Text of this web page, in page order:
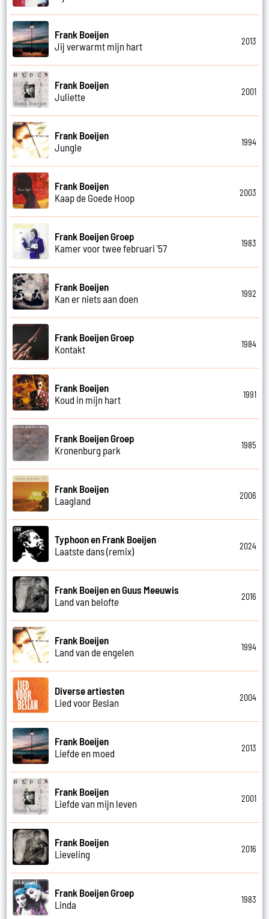
Frank Boeijen
Jij verwarmt mijn hart
2013
Frank Boeijen
Juliette
2001
Frank Boeijen
Jungle
1994
Frank Boeijen
Kaap de Goede Hoop
2003
Frank Boeijen Groep
Kamer voor twee februari '57
1983
Frank Boeijen
Kan er niets aan doen
1992
Frank Boeijen Groep
Kontakt
1984
Frank Boeijen
Koud in mijn hart
1991
Frank Boeijen Groep
Kronenburg park
1985
Frank Boeijen
Laagland
2006
Typhoon en Frank Boeijen
Laatste dans (remix)
2024
Frank Boeijen en Guus Meeuwis
Land van belofte
2016
Frank Boeijen
Land van de engelen
1994
Diverse artiesten
Lied voor Beslan
2004
Frank Boeijen
Liefde en moed
2013
Frank Boeijen
Liefde van mijn leven
2001
Frank Boeijen
Lieveling
2016
Frank Boeijen Groep
Linda
1983